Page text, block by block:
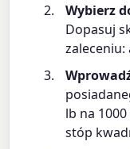
Wybierz
Dopasuj
lb na
stóp